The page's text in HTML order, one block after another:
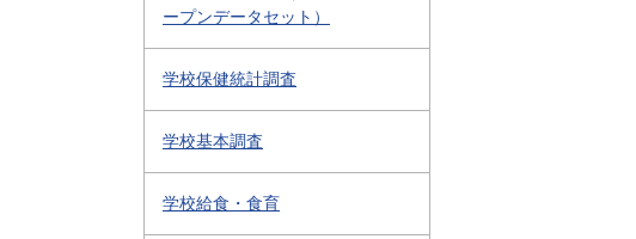
ープンデータセット）
学校保健統計調査
学校基本調査
学校給食・食育